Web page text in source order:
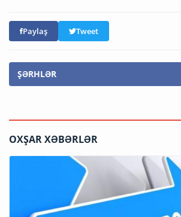
Paylaş Tweet
ŞƏRHLƏR
OXŞAR XƏBƏRLƏR